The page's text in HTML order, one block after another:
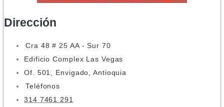
Dirección
Cra 48 # 25 AA - Sur 70
Edificio Complex Las Vegas
Of. 501, Envigado, Antioquia
Teléfonos
314 7461 291